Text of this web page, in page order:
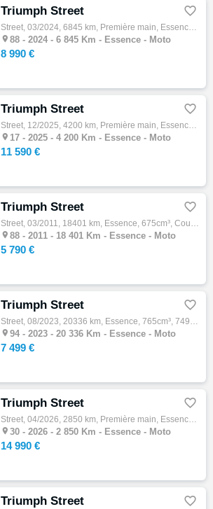
Triumph Street 
Street, 03/2024, 6845 km, Première main, Essence, 765cm³, Couleur gris, 8990 € Equipements : TRIUMPH STREET TRIPLE 765 R ETAT NEUF - COLORI…
 88 - 2024 - 6 845 Km - Essence - Moto
8 990 €
Triumph Street 
Street, 12/2025, 4200 km, Première main, Essence, 765cm³, Couleur noir, 11590 € Equipements : ,1ère main,Disponible à l'essai,Garantie cons…
 17 - 2025 - 4 200 Km - Essence - Moto
11 590 €
Triumph Street 
Street, 03/2011, 18401 km, Essence, 675cm³, Couleur gris, 5790 € Equipements : TRIUMPH STREET TRIPLE R 675 SUPERBE ETAT D ORIGINE, FAIBLE K…
 88 - 2011 - 18 401 Km - Essence - Moto
5 790 €
Triumph Street 
Street, 08/2023, 20336 km, Essence, 765cm³, 7499 € Equipements : ATTENTION: NOUS SOMMES FERMÉS DU 02/08/2026 AU 24/08/2026 INCLUS. Triumph …
 94 - 2023 - 20 336 Km - Essence - Moto
7 499 €
Triumph Street 
Street, 04/2026, 2850 km, Première main, Essence, 765cm³, 14990 € Equipements : TRIUMPH TIGER 1200 RALLY PRO : Moto en dépôt-vente, en exce…
 30 - 2026 - 2 850 Km - Essence - Moto
14 990 €
Triumph Street 